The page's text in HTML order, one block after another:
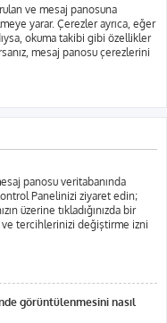
ve mesaj panosuna
yarar. Çerezler ayrıca, eğer
okuma takibi gibi özellikler
mesaj panosu çerezlerini
panosu veritabanında
Panelinizi ziyaret edin;
üzerine tıkladığınızda bir
ve tercihlerinizi değiştirme izni
görüntülenmesini nasıl